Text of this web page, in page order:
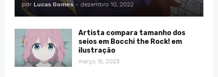
por Lucas Gomes - dezembro 10, 2022
Artista compara tamanho dos
seios em Bocchi the Rock! em
ilustração
março 15, 2023